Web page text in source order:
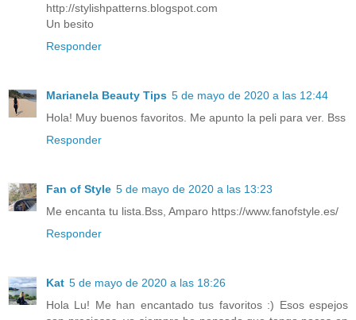
http://stylishpatterns.blogspot.com
Un besito
Responder
Marianela Beauty Tips 5 de mayo de 2020 a las 12:44
Hola! Muy buenos favoritos. Me apunto la peli para ver. Bss
Responder
Fan of Style 5 de mayo de 2020 a las 13:23
Me encanta tu lista.Bss, Amparo https://www.fanofstyle.es/
Responder
Kat 5 de mayo de 2020 a las 18:26
Hola Lu! Me han encantado tus favoritos :) Esos espejos